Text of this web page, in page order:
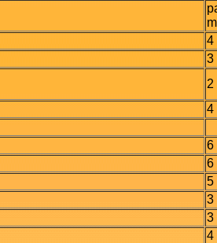
4
3
2
4
6
6
5
3
3
4